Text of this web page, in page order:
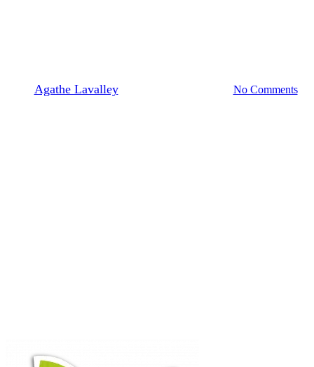
Agathe Lavalley30/03/2026 No Comments